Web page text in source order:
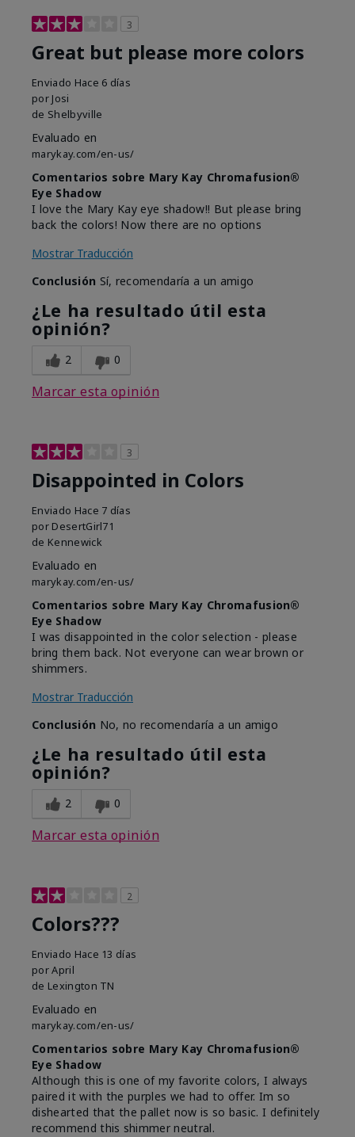
3
Great but please more colors
Enviado Hace 6 días
por Josi
de Shelbyville
Evaluado en
marykay.com/en-us/
Comentarios sobre Mary Kay Chromafusion®
Eye Shadow
I love the Mary Kay eye shadow!! But please bring
back the colors! Now there are no options
Mostrar Traducción
Conclusión Sí, recomendaría a un amigo
¿Le ha resultado útil esta
opinión?
2 0
Marcar esta opinión
3
Disappointed in Colors
Enviado Hace 7 días
por DesertGirl71
de Kennewick
Evaluado en
marykay.com/en-us/
Comentarios sobre Mary Kay Chromafusion®
Eye Shadow
I was disappointed in the color selection - please
bring them back. Not everyone can wear brown or
shimmers.
Mostrar Traducción
Conclusión No, no recomendaría a un amigo
¿Le ha resultado útil esta
opinión?
2 0
Marcar esta opinión
2
Colors???
Enviado Hace 13 días
porApril
de Lexington TN
Evaluado en
marykay.com/en-us/
Comentarios sobre Mary Kay Chromafusion®
Eye Shadow
Although this is one of my favorite colors, I always
paired it with the purples we had to offer. Im so
dishearted that the pallet now is so basic. I definitely
recommend this shimmer neutral.